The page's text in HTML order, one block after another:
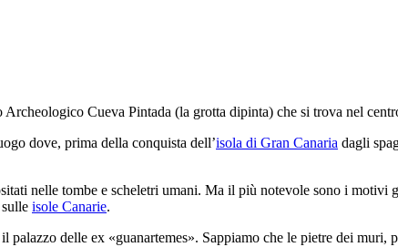
Archeologico Cueva Pintada (la grotta dipinta) che si trova nel
dove, prima della conquista dell’isola di Gran Canaria dagli
nelle tombe e scheletri umani. Ma il più notevole sono i
isole Canarie.
palazzo delle ex «guanartemes». Sappiamo che le pietre dei muri,